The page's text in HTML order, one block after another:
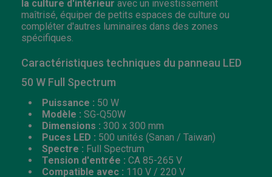
la culture d'intérieur avec un investissement
maîtrisé, équiper de petits espaces de culture ou
compléter d'autres luminaires dans des zones
spécifiques.
Caractéristiques techniques du panneau LED
50 W Full Spectrum
Puissance : 50 W
Modèle : SG-Q50W
Dimensions : 300 x 300 mm
Puces LED : 500 unités (Sanan / Taiwan)
Spectre : Full Spectrum
Tension d'entrée : CA 85-265 V
Compatible avec : 110 V / 220 V